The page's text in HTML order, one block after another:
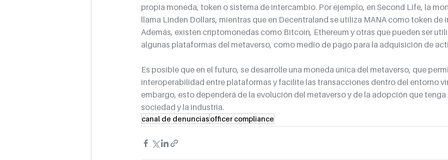
propia moneda, token o sistema de intercambio. Por ejemplo, en Second Life, la
llama Linden Dollars, mientras que en Decentraland se utiliza MANA como token de
Además, existen criptomonedas como Bitcoin, Ethereum y otras que pueden ser
algunas plataformas del metaverso, como medio de pago para la adquisición de
Es posible que en el futuro, se desarrolle una moneda única del metaverso, que
interoperabilidad entre plataformas y facilite las transacciones dentro del entorno
embargo, esto dependerá de la evolución del metaverso y de la adopción que tenga
sociedad y la industria.
canal de denunciasofficer compliance